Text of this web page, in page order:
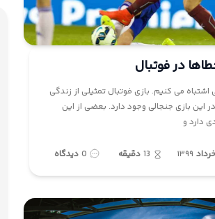
در فوتبال
می کنیم. بازی فوتبال تمثیلی از زندگی
این بازی جنجالی وجود دارد. بعضی از این
دارد و
خرداد ۱۳۹۹ 13 دقیقه 0 دیدگاه